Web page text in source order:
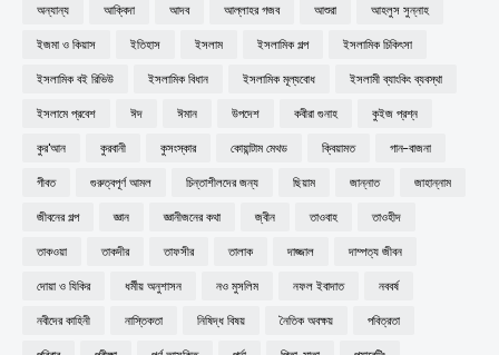
অন্যান্য
আক্বিদা আদব আল্লাহর গজব আশুরা
আহলুস সুন্নাহ
ইজমা ও কিয়াস
ইতিহাস ইসলাম ইসলামিক গল্প
ইসলামিক চিকিৎসা
ইসলামিক বই রিভিউ
ইসলামিক বিধান ইসলামিক মূল্যবোধ
ইসলামী ব্যাংকিং ব্যবস্থা
ইসলামে প্রবেশ
ঈদ ঈমান উপদেশ কবীরা গুনাহ
কুইজ প্রশ্ন
কুর'আন
কুরবানী কুসংস্কার কোয়ান্টাম মেথড ক্বিয়ামত
গান-বাজনা
গীবত
গুরুত্বপূর্ণ আমল চিন্তাশীলদের জন্য ছিয়াম জান্নাত
জাহান্নাম
জীবনের গল্প
জ্ঞান জ্ঞানীজনের কথা জ্বীন তাওবাহ
তাওহীদ
তাকওয়া
তাকদীর তাফসীর তালাক দাজ্জাল
দাম্পত্য জীবন
দোয়া ও যিকির
ধর্মীয় অনুশাসন নও মুসলিম নফল ইবাদাত
নববর্ষ
নবীদের কাহিনী
নাস্তিকতা নিষিদ্ধ বিষয় নৈতিক অবক্ষয়
পবিত্রতা